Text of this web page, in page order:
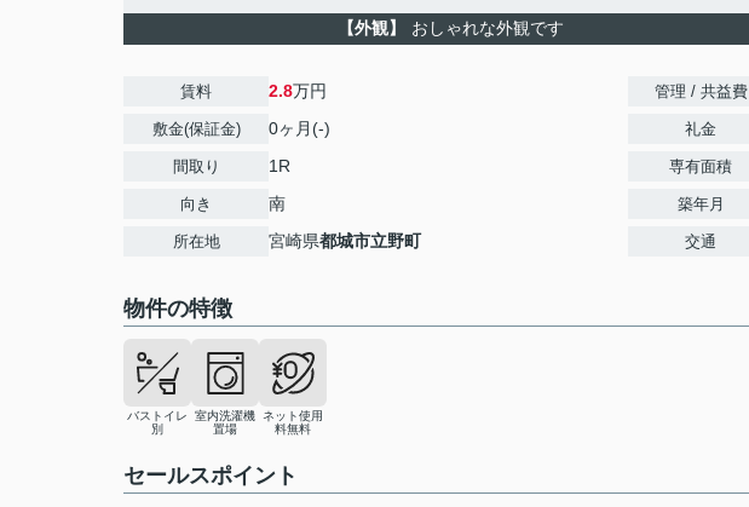
【外観】 おしゃれな外観です
賃料 2.8万円
敷金(保証金) 0ヶ月(-)
間取り 1R
向き 南
所在地 宮崎県都城市立野町
管理 / 共益費
礼金
専有面積
築年月
交通
物件の特徴
バストイレ
別
室内洗濯機
置場
ネット使用
料無料
セールスポイント